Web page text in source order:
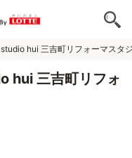
hui 三吉町リフォーマスタ
hui 三吉町リフォ